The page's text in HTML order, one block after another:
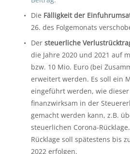
Die Fälligkeit der
26. des Folgemonats
Der steuerliche
die Jahre 2020 und 2021 auf
bzw. 10 Mio. Euro (bei
erweitert werden. Es soll ein
eingeführt werden, wie
finanzwirksam in der
gemacht werden kann, z.B.
steuerlichen Corona-
Rücklage soll spätestens bis
2022 erfolgen.